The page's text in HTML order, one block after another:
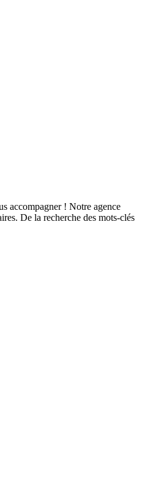
accompagner ! Notre agence
De la recherche des mots-clés